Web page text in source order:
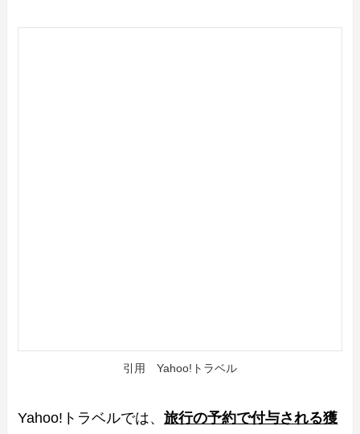
引用 Yahoo!トラベル
Yahoo!トラベルでは、旅行の予約で付与される獲